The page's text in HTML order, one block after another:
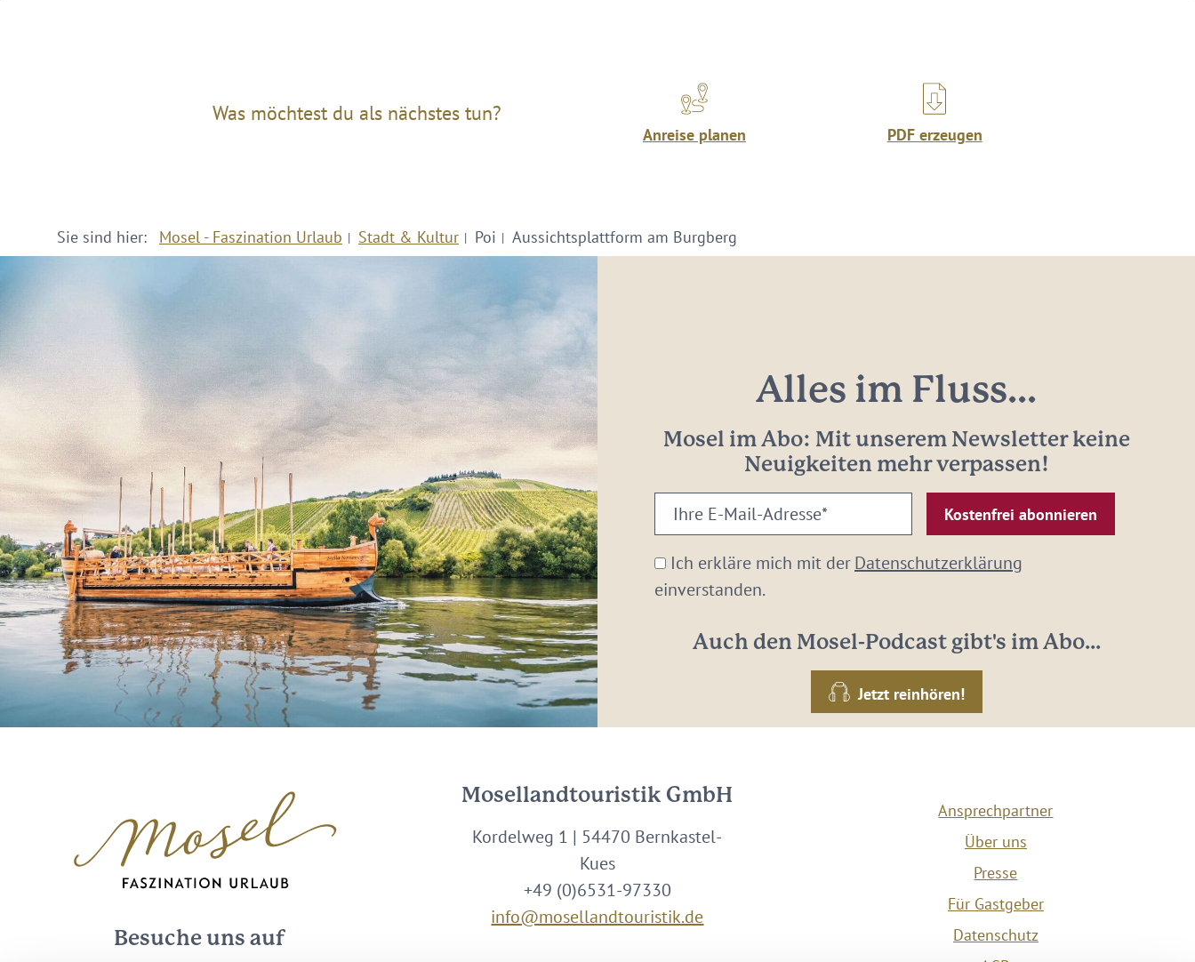
Was möchtest du als nächstes tun?
Anreise planen PDF erzeugen
Sie sind hier: Mosel - Faszination Urlaub Stadt & Kultur Poi Aussichtsplattform am Burgberg
Alles im Fluss...
Mosel im Abo: Mit unserem Newsletter keine
Neuigkeiten mehr verpassen!
Ihre
E-
Mail-
Adresse:
Ich erkläre mich mit derDatenschutzerklärung
einverstanden.
Auch den Mosel-Podcast gibt's im Abo...
Jetzt reinhören!
Besuche uns auf
Mosellandtouristik GmbH
Kordelweg 1 | 54470 Bernkastel-
Kues
+49 (0)6531-97330
info@mosellandtouristik.de
Ansprechpartner
Über uns
Presse
Für Gastgeber
Datenschutz